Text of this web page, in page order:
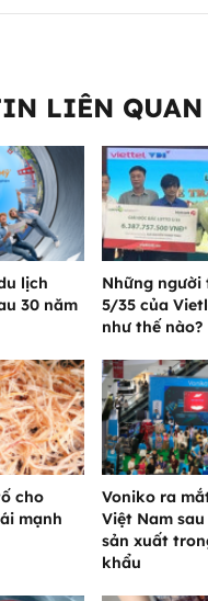
LIÊN QUAN
lịch
30 năm
Những
5/35 của
như thế nào?
cho
mạnh
Voniko ra
Việt Nam
sản xuất
khẩu